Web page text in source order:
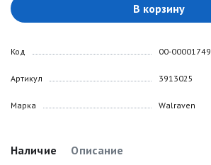
В корзину
Код
Артикул
Марка
00-00001749
3913025
Walraven
Наличие Описание